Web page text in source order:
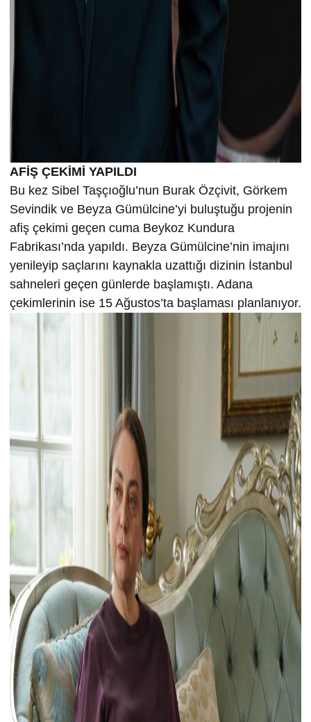
AFİŞ ÇEKİMİ YAPILDI
Bu kez Sibel Taşçıoğlu’nun Burak Özçivit, Görkem
Sevindik ve Beyza Gümülcine’yi buluştuğu projenin
afiş çekimi geçen cuma Beykoz Kundura
Fabrikası’nda yapıldı. Beyza Gümülcine’nin imajını
yenileyip saçlarını kaynakla uzattığı dizinin İstanbul
sahneleri geçen günlerde başlamıştı. Adana
çekimlerinin ise 15 Ağustos’ta başlaması planlanıyor.